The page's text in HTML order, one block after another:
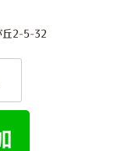
丘2-5-32